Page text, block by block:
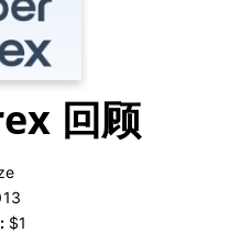
回顾
$1